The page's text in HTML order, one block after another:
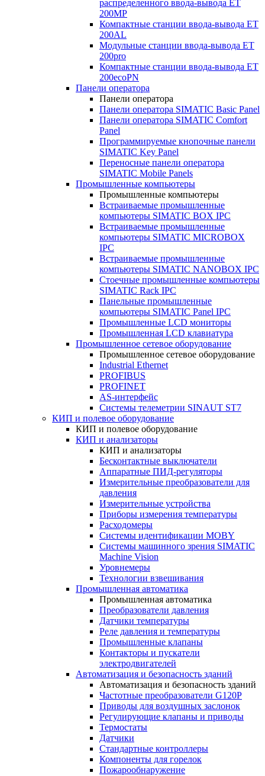
распределенного ввода-вывода ET
200MP
Компактные станции ввода-вывода ET
200AL
Модульные станции ввода-вывода ET
200pro
Компактные станции ввода-вывода ET
200ecoPN
Панели оператора
Панели оператора
Панели оператора SIMATIC Basic Panel
Панели оператора SIMATIC Comfort
Panel
Программируемые кнопочные панели
SIMATIC Key Panel
Переносные панели оператора
SIMATIC Mobile Panels
Промышленные компьютеры
Промышленные компьютеры
Встраиваемые промышленные
компьютеры SIMATIC BOX IPC
Встраиваемые промышленные
компьютеры SIMATIC MICROBOX
IPC
Встраиваемые промышленные
компьютеры SIMATIC NANOBOX IPC
Стоечные промышленные компьютеры
SIMATIC Rack IPC
Панельные промышленные
компьютеры SIMATIC Panel IPC
Промышленные LCD мониторы
Промышленная LCD клавиатура
Промышленное сетевое оборудование
Промышленное сетевое оборудование
Industrial Ethernet
PROFIBUS
PROFINET
AS-интерфейс
Системы телеметрии SINAUT ST7
КИП и полевое оборудование
КИП и полевое оборудование
КИП и анализаторы
КИП и анализаторы
Бесконтактные выключатели
Аппаратные ПИД-регуляторы
Измерительные преобразователи для
давления
Измерительные устройства
Приборы измерения температуры
Расходомеры
Системы идентификации MOBY
Системы машинного зрения SIMATIC
Machine Vision
Уровнемеры
Технологии взвешивания
Промышленная автоматика
Промышленная автоматика
Преобразователи давления
Датчики температуры
Реле давления и температуры
Промышленные клапаны
Контакторы и пускатели
электродвигателей
Автоматизация и безопасность зданий
Автоматизация и безопасность зданий
Частотные преобразователи G120P
Приводы для воздушных заслонок
Регулирующие клапаны и приводы
Термостаты
Датчики
Стандартные контроллеры
Компоненты для горелок
Пожарообнаружение